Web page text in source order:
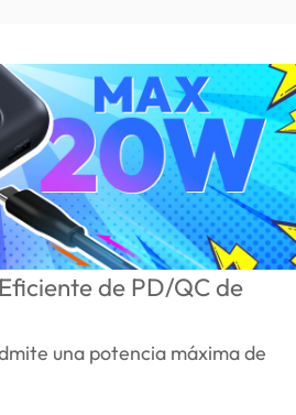
de PD/QC de
una potencia máxima de